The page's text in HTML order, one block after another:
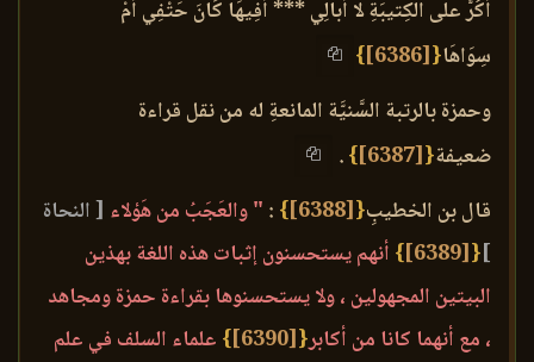
أكُرُّ على الكِتيبَةِ لا أُبالِي *** أفِيهَا كَانَ حَتْفِي أمْ
سِوَاهَا{
[6386]
}
وحمزة بالرتبة السَّنيَّة المانعةِ له من نقل قراءة
ضعيفة{
[6387]
}
.
قال بن الخطيبِ{
[6388]
}
: " والعَجَبُ من هَؤلاء [ النحاة
]
{
[6389]
} أنهم يستحسنون إثبات هذه اللغة بهذين
البيتين المجهولين ، ولا يستحسنوها بقراءة حمزة ومجاهد
، مع أنهما كانا من أكابر{
[6390]
} علماء السلف في علم